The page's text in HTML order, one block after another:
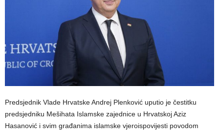
Predsjednik Vlade Hrvatske Andrej Plenković uputio je čestitku
predsjedniku Mešihata Islamske zajednice u Hrvatskoj Aziz
Hasanović i svim građanima islamske vjeroispovijesti povodom